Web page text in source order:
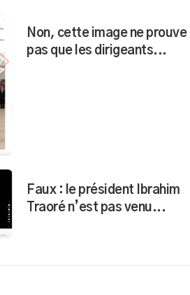
Non, cette image ne prouve
pas que les dirigeants...
Faux : le président Ibrahim
Traoré n’est pas venu...